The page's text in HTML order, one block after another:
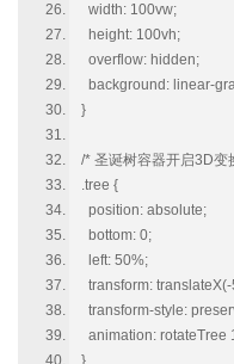
width: 100vw;
height: 100vh;
overflow: hidden;
background: linear-
}
/* 圣诞树容器开启3D变
.tree {
position: absolute;
bottom: 0;
left: 50%;
transform:
transform-style:
animation: rotateTree
}